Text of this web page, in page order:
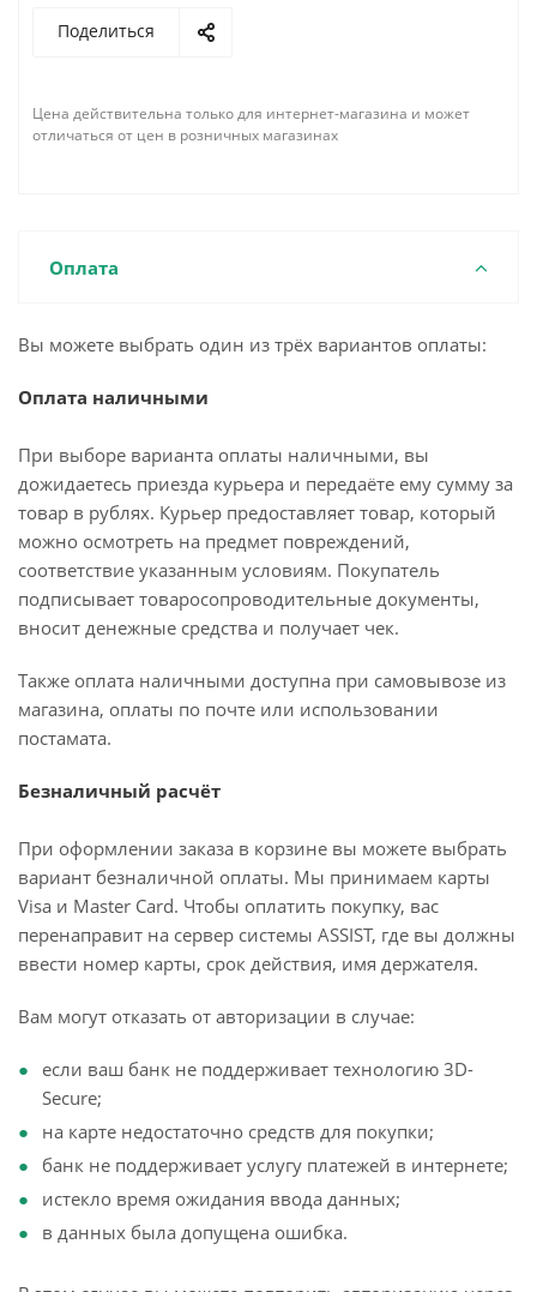
Поделиться
Цена действительна только для интернет-магазина и может
отличаться от цен в розничных магазинах
Оплата
Вы можете выбрать один из трёх вариантов оплаты:
Оплата наличными
При выборе варианта оплаты наличными, вы
дожидаетесь приезда курьера и передаёте ему сумму за
товар в рублях. Курьер предоставляет товар, который
можно осмотреть на предмет повреждений,
соответствие указанным условиям. Покупатель
подписывает товаросопроводительные документы,
вносит денежные средства и получает чек.
Также оплата наличными доступна при самовывозе из
магазина, оплаты по почте или использовании
постамата.
Безналичный расчёт
При оформлении заказа в корзине вы можете выбрать
вариант безналичной оплаты. Мы принимаем карты
Visa и Master Card. Чтобы оплатить покупку, вас
перенаправит на сервер системы ASSIST, где вы должны
ввести номер карты, срок действия, имя держателя.
Вам могут отказать от авторизации в случае:
если ваш банк не поддерживает технологию 3D-
Secure;
на карте недостаточно средств для покупки;
банк не поддерживает услугу платежей в интернете;
истекло время ожидания ввода данных;
в данных была допущена ошибка.